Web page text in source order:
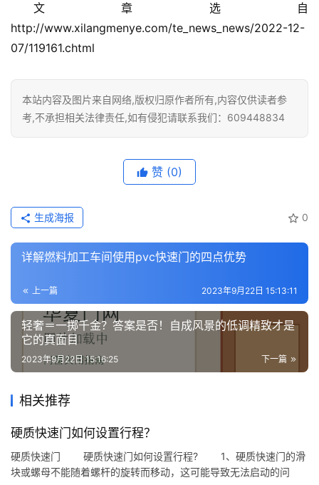
生
间
门
庭
院
铝
门
门
安
装
装
修
门
业
资
登录
文章选自
http://www.xilangmenye.com/te_news_news/2022-12-
07/119161.chtml
本站内容及图片来自网络,版权归原作者所有,内容仅供读者参
考,不承担相关法律责任,如有侵犯请联系我们：609448834
赞 (0)
0
生成海报
详解燃料加工车间使用pvc快速门的四点优势
上一篇 2023年9月22日 15:13:11
轻奢＝一掷千金？答案是否！自成风景的低调精致才是
它的真面目
下一篇
2023年9月22日 15:16:25
相关推荐
硬质快速门如何设置行程？
硬质快速门 硬质快速门如何设置行程? 1、硬质快速门的滑
块或螺母不能随着螺杆的旋转而移动，这可能导致无法启动的问